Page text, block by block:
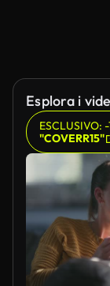
Esplora i
ESCLUSIVO:
"COVERR15"